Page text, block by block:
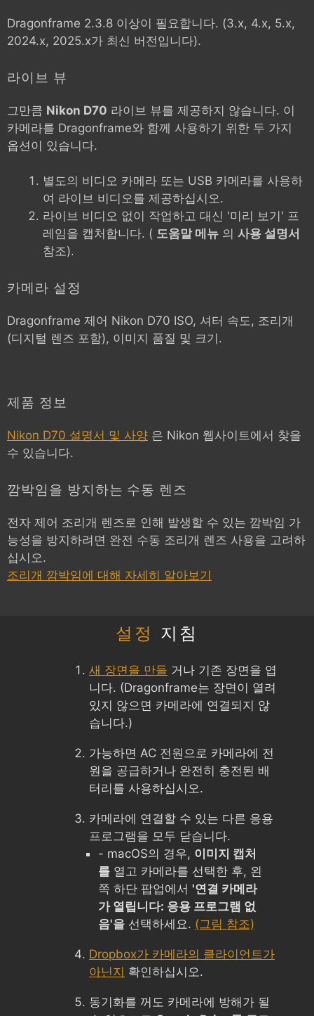
Dragonframe 2.3.8 이상이 필요합니다. (3.x, 4.x, 5.x,
2024.x, 2025.x가 최신 버전입니다).
라이브 뷰
그만큼 Nikon D70 라이브 뷰를 제공하지 않습니다. 이
카메라를 Dragonframe와 함께 사용하기 위한 두 가지
옵션이 있습니다.
별도의 비디오 카메라 또는 USB 카메라를 사용하
여 라이브 비디오를 제공하십시오.
라이브 비디오 없이 작업하고 대신 '미리 보기' 프
레임을 캡처합니다. ( 도움말 메뉴 의 사용 설명서
참조).
카메라 설정
Dragonframe 제어 Nikon D70 ISO, 셔터 속도, 조리개
(디지털 렌즈 포함), 이미지 품질 및 크기.
제품 정보
Nikon D70 설명서 및 사양 은 Nikon 웹사이트에서 찾을
수 있습니다.
깜박임을 방지하는 수동 렌즈
전자 제어 조리개 렌즈로 인해 발생할 수 있는 깜박임 가
능성을 방지하려면 완전 수동 조리개 렌즈 사용을 고려하
십시오.
조리개 깜박임에 대해 자세히 알아보기
설정 지침
새 장면을 만들 거나 기존 장면을 엽
니다. (Dragonframe는 장면이 열려
있지 않으면 카메라에 연결되지 않
습니다.)
가능하면 AC 전원으로 카메라에 전
원을 공급하거나 완전히 충전된 배
터리를 사용하십시오.
카메라에 연결할 수 있는 다른 응용
프로그램을 모두 닫습니다.
- macOS의 경우, 이미지 캡처
를 열고 카메라를 선택한 후, 왼
쪽 하단 팝업에서 '연결 카메라
가 열립니다: 응용 프로그램 없
음'을 선택하세요. (그림 참조)
Dropbox가 카메라의 클라이언트가
아닌지 확인하십시오.
동기화를 꺼도 카메라에 방해가 될